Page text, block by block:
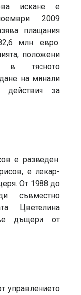
искане е
2009
плащания
млн. евро.
положени
в тясното
на минали
действия за
е разведен.
е лекар-
От 1988 до
съвместно
Цветелина
дъщери от
управлението